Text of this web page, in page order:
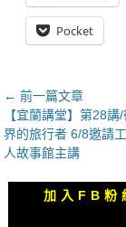
Pocket
文
章
導
覽
← 前一篇文章
上
一
篇
【宜蘭講堂】第28
界的旅行者 6/8邀請
人故事館主講
加入FB粉